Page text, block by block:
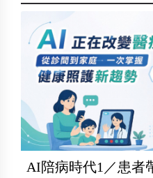
AI陪病時代1／患者